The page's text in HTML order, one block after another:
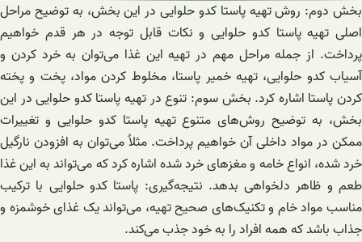
بخش دوم: روش تهیه پاستا کدو حلوایی در این بخش، به توضیح مراحل
اصلی تهیه پاستا کدو حلوایی و نکات قابل توجه در هر قدم خواهیم
پرداخت. از جمله مراحل مهم در تهیه این غذا می‌توان به خرد کردن و
آسیاب کدو حلوایی، تهیه خمیر پاستا، مخلوط کردن مواد، پخت و پخته
کردن پاستا اشاره کرد. بخش سوم: تنوع در تهیه پاستا کدو حلوایی در این
بخش، به توضیح روش‌های متنوع تهیه پاستا کدو حلوایی و تغییرات
ممکن در مواد داخلی آن خواهیم پرداخت. مثلاً می‌توان به افزودن نارگیل
خرد شده، انواع خامه و مغزهای خرد شده اشاره کرد که می‌تواند به این غذا
طعم و ظاهر دلخواهی بدهد. نتیجه‌گیری: پاستا کدو حلوایی با ترکیب
مناسب مواد خام و تکنیک‌های صحیح تهیه، می‌تواند یک غذای خوشمزه و
جذاب باشد که همه افراد را به خود جذب می‌کند.